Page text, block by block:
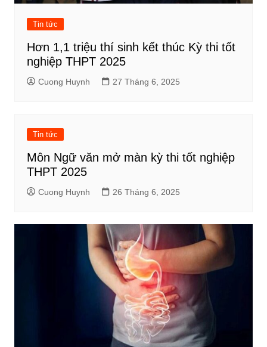
Tin tức
Hơn 1,1 triệu thí sinh kết thúc Kỳ thi tốt
nghiệp THPT 2025
Cuong Huynh 27 Tháng 6, 2025
Tin tức
Môn Ngữ văn mở màn kỳ thi tốt nghiệp
THPT 2025
Cuong Huynh 26 Tháng 6, 2025